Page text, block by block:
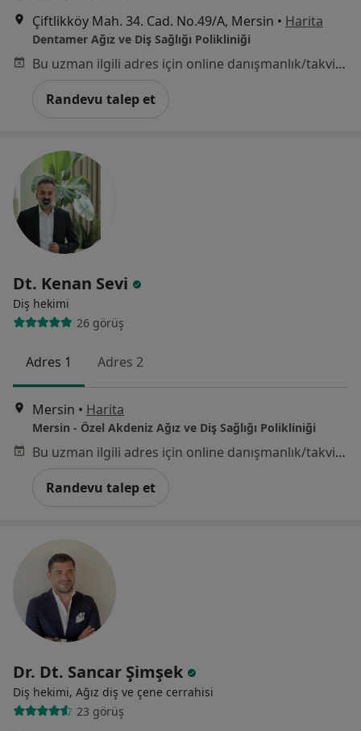
Çiftlikköy Mah. 34. Cad. No.49/A, Mersin • Harita
Dentamer Ağız ve Diş Sağlığı Polikliniği
Bu uzman ilgili adres için online danışmanlık/takvim sunmuyor.
Randevu talep et
Dt. Kenan Sevi
Diş hekimi
26 görüş
Adres 1 Adres 2
Mersin • Harita
Mersin - Özel Akdeniz Ağız ve Diş Sağlığı Polikliniği
Bu uzman ilgili adres için online danışmanlık/takvim sunmuyor.
Randevu talep et
Dr. Dt. Sancar Şimşek
Diş hekimi, Ağız diş ve çene cerrahisi
23 görüş